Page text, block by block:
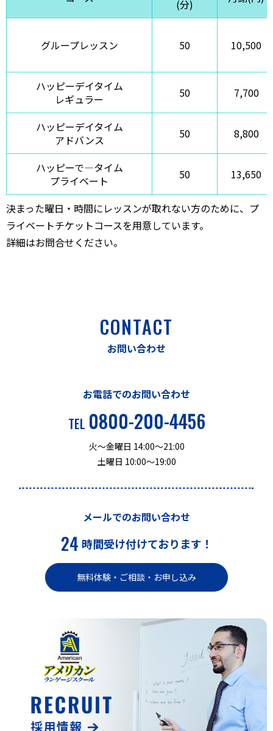
(分)
グループレッスン 50 10,500
ハッピーデイタイム
レギュラー
50 7,700
ハッピーデイタイム
アドバンス
50 8,800
ハッピーで―タイム
プライベート
50 13,650
決まった曜日・時間にレッスンが取れない方のために、プ
ライベートチケットコースを用意しています。
詳細はお問合せください。
CONTACT
お問い合わせ
お電話でのお問い合わせ
TEL 0800-200-4456
火～金曜日 14:00～21:00
土曜日 10:00～19:00
メールでのお問い合わせ
24 時間受け付けております！
無料体験・ご相談・お申し込み